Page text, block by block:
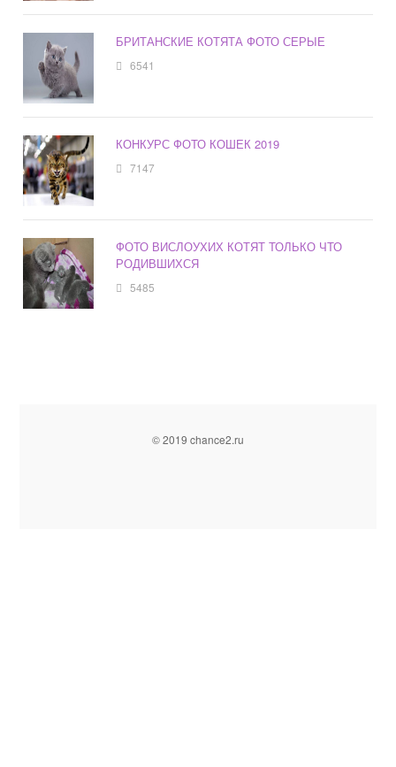
БРИТАНСКИЕ КОТЯТА ФОТО СЕРЫЕ
6541
КОНКУРС ФОТО КОШЕК 2019
7147
ФОТО ВИСЛОУХИХ КОТЯТ ТОЛЬКО ЧТО
РОДИВШИХСЯ
5485
© 2019 chance2.ru